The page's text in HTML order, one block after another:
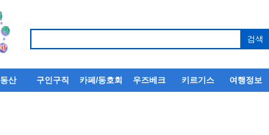
산 구인구직 카페/동호회 우즈베크 키르기스 여행정보